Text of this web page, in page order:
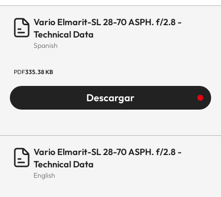
Firmware
El firmware del
Tratamiento
Revestimiento
Material
Vario Elmarit-SL 28-70 ASPH. f/2.8 -
Technical Data
Spanish
PDF335.38 KB
Descargar
Vario Elmarit-SL 28-70 ASPH. f/2.8 -
Technical Data
English